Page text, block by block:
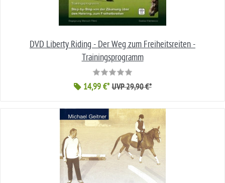
DVD Liberty Riding - Der Weg zum Freiheitsreiten -
Trainingsprogramm
14,99 €* UVP 29,90 €*